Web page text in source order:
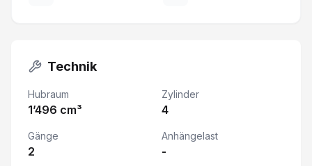
Technik
Hubraum
1’496 cm³
Zylinder
4
Gänge
2
Anhängelast
-